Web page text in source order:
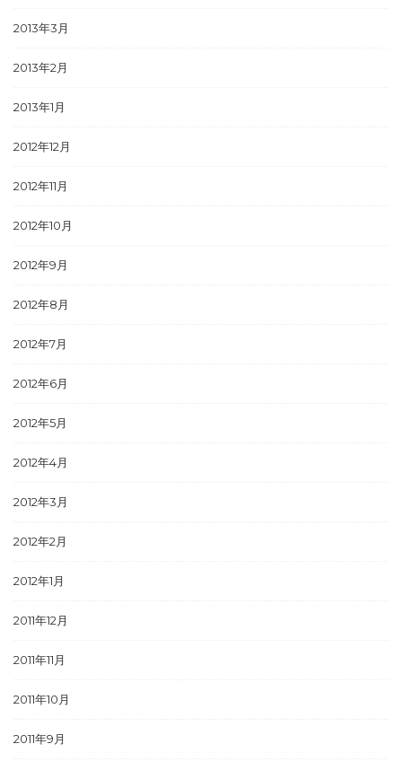
2013年3月
2013年2月
2013年1月
2012年12月
2012年11月
2012年10月
2012年9月
2012年8月
2012年7月
2012年6月
2012年5月
2012年4月
2012年3月
2012年2月
2012年1月
2011年12月
2011年11月
2011年10月
2011年9月